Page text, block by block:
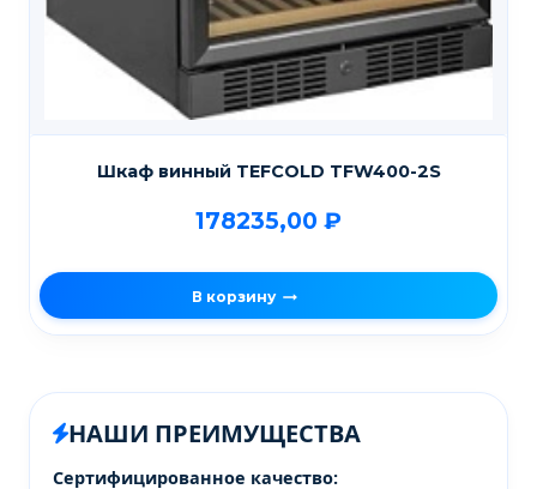
Шкаф винный TEFCOLD TFW400-2S
178235,00 ₽
В корзину
НАШИ ПРЕИМУЩЕСТВА
Сертифицированное качество: